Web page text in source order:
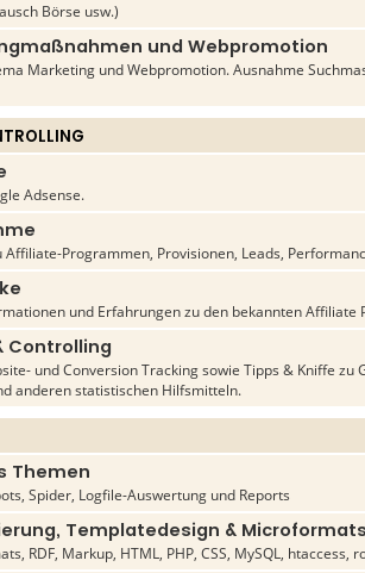
Börse usw.)
und Webpromotion
Marketing und Webpromotion. Ausnahme
Adsense.
Programmen, Provisionen, Leads,
und Erfahrungen zu den bekannten Affiliate
Controlling
und Conversion Tracking sowie Tipps & Kniffe zu
anderen statistischen Hilfsmitteln.
Themen
Spider, Logfile-Auswertung und Reports
Templatedesign & Microformats
RDF, Markup, HTML, PHP, CSS, MySQL, htaccess,